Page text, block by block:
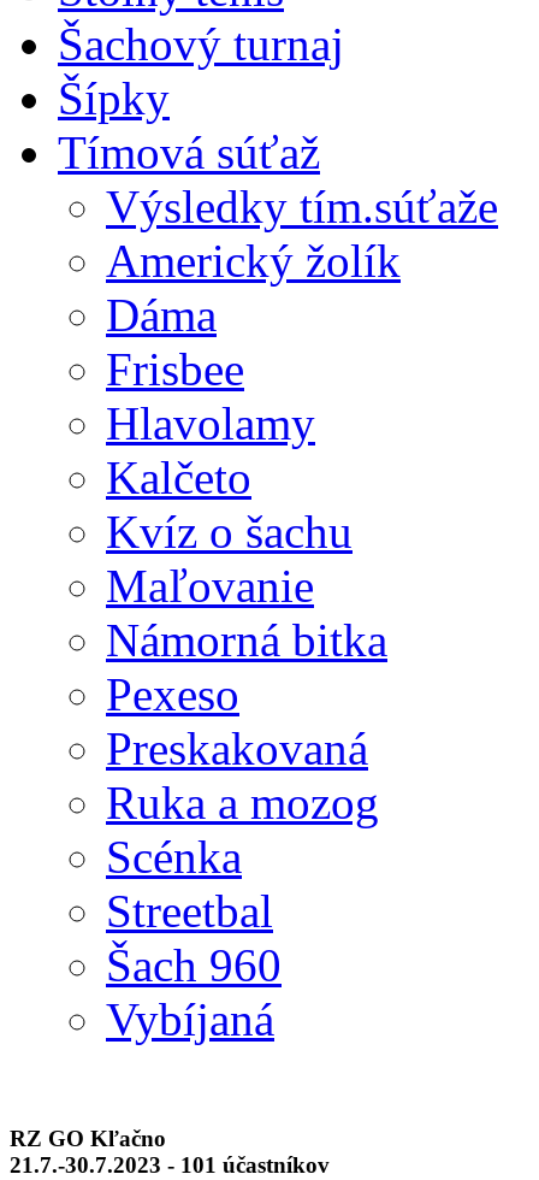
Šachový turnaj
Šípky
Tímová súťaž
Výsledky tím.súťaže
Americký žolík
Dáma
Frisbee
Hlavolamy
Kalčeto
Kvíz o šachu
Maľovanie
Námorná bitka
Pexeso
Preskakovaná
Ruka a mozog
Scénka
Streetbal
Šach 960
Vybíjaná
RZ GO Kľačno
21.7.-30.7.2023 - 101 účastníkov